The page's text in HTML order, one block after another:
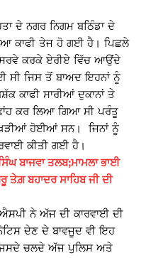
ਦੇ ਨਗਰ ਨਿਗਮ ਬਠਿੰਡਾ ਦੇ
ਕਾਫੀ ਤੇਜ ਹੋ ਗਈ ਹੈ। ਪਿਛਲੇ
ਕਰਕੇ ਏਰੀਏ ਵਿੱਚ ਆਉਂਦੇ
ਸੀ ਜਿਸ ਤੋਂ ਬਾਅਦ ਇਹਨਾਂ ਨੂੰ
ਕਾਫੀ ਸਾਰੀਆਂ ਦੁਕਾਨਾਂ ਤੇ
ਕਰ ਲਿਆ ਗਿਆ ਸੀ ਪਰੰਤੂ
ਖੜੀਆਂ ਹੋਈਆਂ ਸਨ। ਜਿਨਾਂ ਨੂੰ
ਕੀਤੀ ਗਈ ਹੈ।
ਬਾਜਵਾ ਤਲਬ;ਮਾਮਲਾ ਭਾਈ
ਤੇਗ਼ ਬਹਾਦਰ ਸਾਹਿਬ ਜੀ ਦੀ
ਨੇ ਅੱਜ ਦੀ ਕਾਰਵਾਈ ਦੀ
ਦੇਣ ਦੇ ਬਾਵਜੂਦ ਵੀ ਇਹ
ਚਲਦੇ ਅੱਜ ਪੁਲਿਸ ਅਤੇ